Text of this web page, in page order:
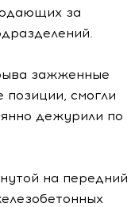
за
зажженные
смогли
дежурили по
на передний